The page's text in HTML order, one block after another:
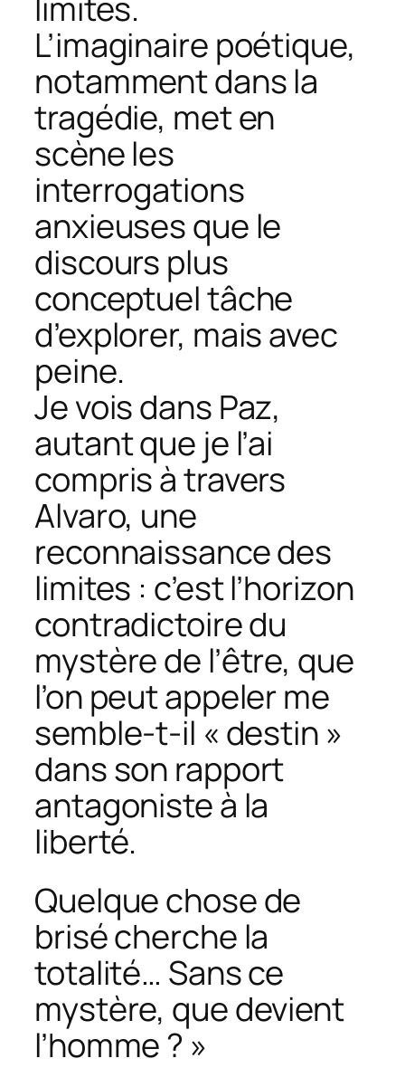
limites.
L’imaginaire poétique,
notamment dans la
tragédie, met en
scène les
interrogations
anxieuses que le
discours plus
conceptuel tâche
d’explorer, mais avec
peine.
Je vois dans Paz,
autant que je l’ai
compris à travers
Alvaro, une
reconnaissance des
limites : c’est l’horizon
contradictoire du
mystère de l’être, que
l’on peut appeler me
semble-t-il « destin »
dans son rapport
antagoniste à la
liberté.
Quelque chose de
brisé cherche la
totalité… Sans ce
mystère, que devient
l’homme ? »